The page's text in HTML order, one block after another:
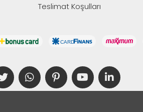
Teslimat Koşulları